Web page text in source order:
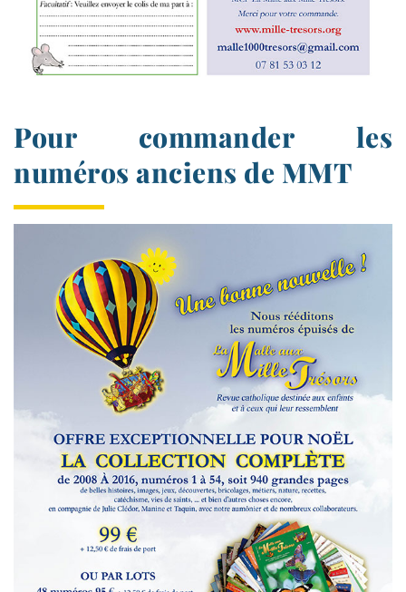
Pour commander les
numéros anciens de MMT